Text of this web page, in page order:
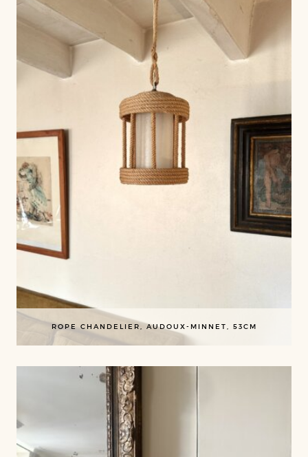
ROPE CHANDELIER, AUDOUX-MINNET, 53CM